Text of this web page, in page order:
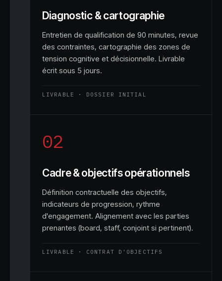
Diagnostic & cartographie
Entretien de qualification de 90 minutes, revue
des contraintes, cartographie des zones de
tension cognitive et décisionnelle. Livrable
écrit sous 5 jours.
LIVRABLE · DOSSIER INITIAL
02
Cadre & objectifs opérationnels
Définition contractuelle des objectifs,
indicateurs de progression, rythme
d'engagement. Alignement avec les parties
prenantes (board, staff, conjoint si pertinent).
LIVRABLE · CONTRAT D'OBJECTIFS